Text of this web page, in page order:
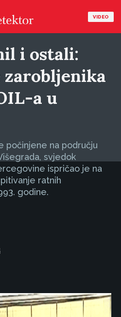
VIDEO
i ostali:
a u
počinjene na području
svjedok
ispričao je na
ratnih
godine.